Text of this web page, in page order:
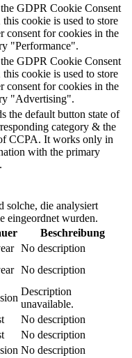
GDPR Cookie Consent
cookie is used to store
consent for cookies in the
"Performance".
GDPR Cookie Consent
cookie is used to store
consent for cookies in the
"Advertising".
the default button state of
category & the
CCPA. It works only in
with the primary
solche, die analysiert
eingeordnet wurden.
Beschreibung
No description
No description
Description
unavailable.
No description
No description
No description